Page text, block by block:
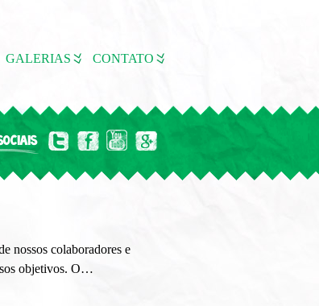
GALERIAS CONTATO
nossos colaboradores e
objetivos. O…